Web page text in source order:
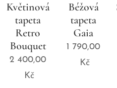
Květinová
tapeta
Retro
Bouquet
2 400,00
Kč
Béžová
tapeta
Gaia
1 790,00
Kč